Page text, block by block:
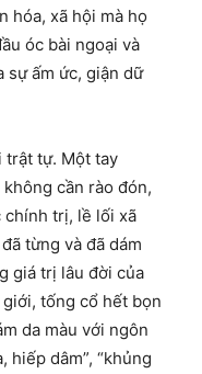
hóa, xã hội mà họ
óc bài ngoại và
sự ấm ức, giận dữ
trật tự. Một tay
cần rào đón,
chính trị, lề lối xã
từng và đã dám
giá trị lâu đời của
tống cổ hết bọn
da màu với ngôn
hiếp dâm”, “khủng